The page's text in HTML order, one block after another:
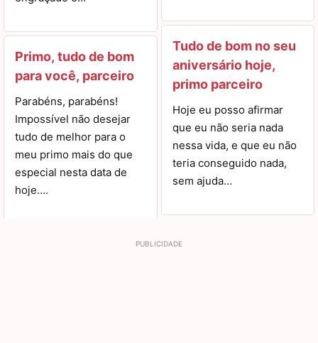
Primo, tudo de bom
para você, parceiro
Parabéns, parabéns!
Impossível não desejar
tudo de melhor para o
meu primo mais do que
especial nesta data de
hoje….
Tudo de bom no seu
aniversário hoje,
primo parceiro
Hoje eu posso afirmar
que eu não seria nada
nessa vida, e que eu não
teria conseguido nada,
sem ajuda…